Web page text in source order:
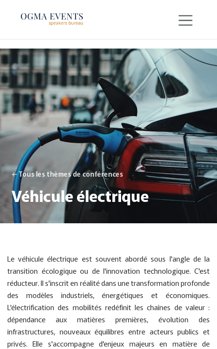
← Tous les thèmes de conférences
Véhicule électrique
Le véhicule électrique est souvent abordé sous l'angle de la
transition écologique ou de l'innovation technologique. C'est
réducteur. Il s'inscrit en réalité dans une transformation profonde
des modèles industriels, énergétiques et économiques.
L'électrification des mobilités redéfinit les chaînes de valeur :
dépendance aux matières premières, évolution des
infrastructures, nouveaux équilibres entre acteurs publics et
privés. Elle s'accompagne d'enjeux majeurs en matière de